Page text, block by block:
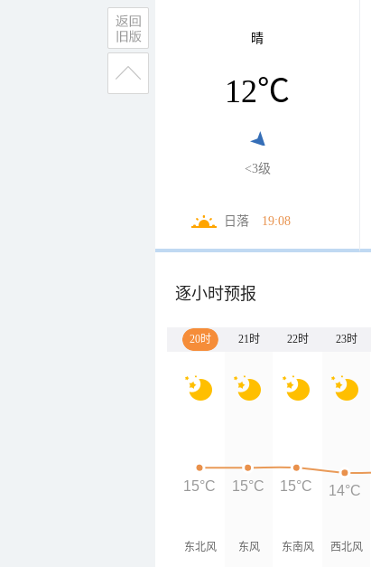
晴
12℃
<3级
日落 19:08
逐小时预报
20时 21时 22时 23时
东北风 东风 东南风 西北风
15°C 15°C 15°C 14°C